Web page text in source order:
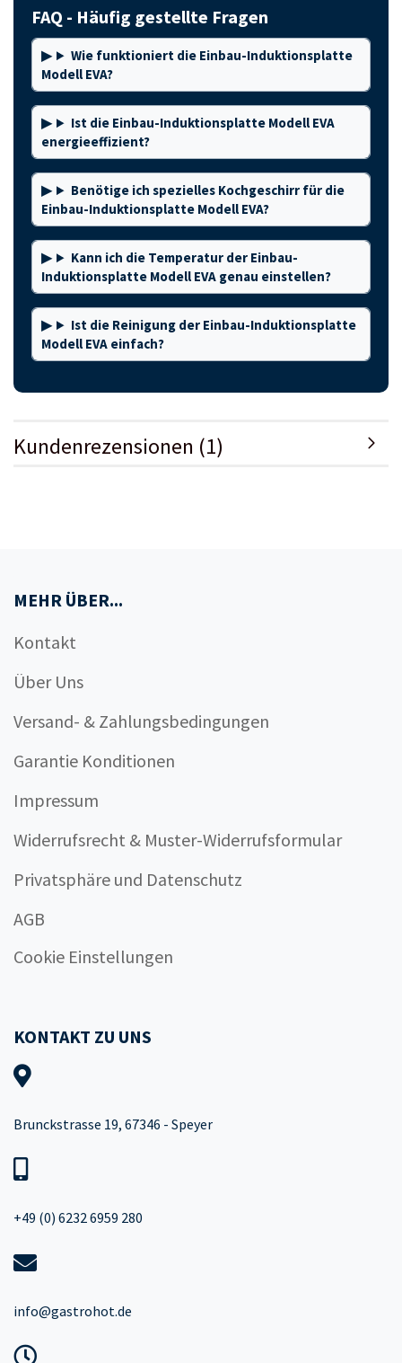
FAQ - Häufig gestellte Fragen
Wie funktioniert die Einbau-Induktionsplatte
Modell EVA?
Ist die Einbau-Induktionsplatte Modell EVA
energieeffizient?
Benötige ich spezielles Kochgeschirr für die
Einbau-Induktionsplatte Modell EVA?
Kann ich die Temperatur der Einbau-
Induktionsplatte Modell EVA genau einstellen?
Ist die Reinigung der Einbau-Induktionsplatte
Modell EVA einfach?
Kundenrezensionen (1)
MEHR ÜBER...
Kontakt
Über Uns
Versand- & Zahlungsbedingungen
Garantie Konditionen
Impressum
Widerrufsrecht & Muster-Widerrufsformular
Privatsphäre und Datenschutz
AGB
Cookie Einstellungen
KONTAKT ZU UNS
Brunckstrasse 19, 67346 - Speyer
+49 (0) 6232 6959 280
info@gastrohot.de